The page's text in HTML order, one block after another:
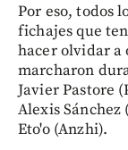
Por eso, todos
fichajes que
hacer olvidar a
marcharon
Javier Pastore
Alexis Sánchez
Eto'o (Anzhi).